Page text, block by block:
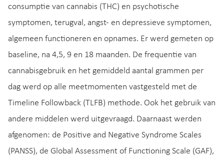
consumptie van cannabis (THC) en psychotische
symptomen, terugval, angst- en depressieve symptomen,
algemeen functioneren en opnames. Er werd gemeten op
baseline, na 4,5, 9 en 18 maanden. De frequentie van
cannabisgebruik en het gemiddeld aantal grammen per
dag werd op alle meetmomenten vastgesteld met de
Timeline Followback (TLFB) methode. Ook het gebruik van
andere middelen werd uitgevraagd. Daarnaast werden
afgenomen: de Positive and Negative Syndrome Scales
(PANSS), de Global Assessment of Functioning Scale (GAF),